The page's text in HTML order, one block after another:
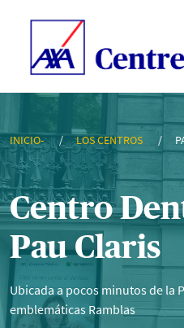
Pau Claris - Centro médico
INICIO- LOS CENTROS
Centro
Pau Claris
Ubicada a pocos minutos de la
emblemáticas Ramblas